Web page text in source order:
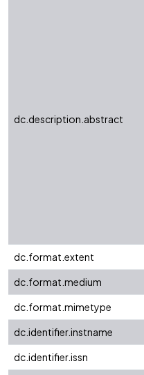
dc.description.abstract
dc.format.extent
dc.format.medium
dc.format.mimetype
dc.identifier.instname
dc.identifier.issn